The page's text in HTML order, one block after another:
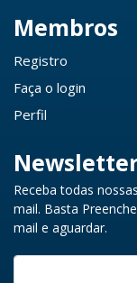
Membros
Registro
Faça o login
Perfil
Receba todas
mail. Basta
mail e aguardar.